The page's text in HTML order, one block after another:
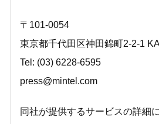
〒101-0054
東京都千代田区神田錦町2-2-1
Tel: (03) 6228-6595
press@mintel.com
同社が提供するサービスの詳細